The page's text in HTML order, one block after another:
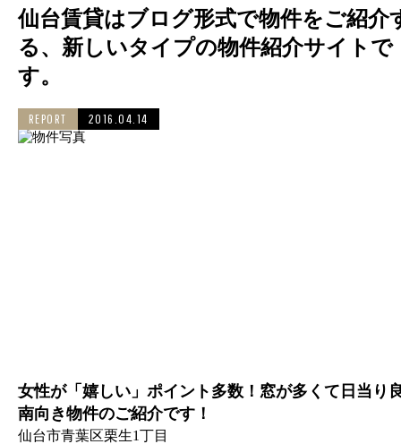
仙台賃貸はブログ形式で物件をご紹介
る、新しいタイプの物件紹介サイトで
す。
REPORT 2016.04.14
女性が「嬉しい」ポイント多数！窓が多くて日当り
南向き物件のご紹介です！
仙台市青葉区栗生1丁目